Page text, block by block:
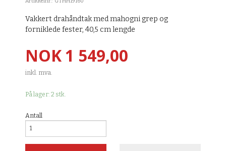
Vakkert drahåndtak med mahogni grep og
forniklede fester, 40,5 cm lengde
Pris
NOK1 549,00
inkl. mva.
På lager: 2 stk.
Antall